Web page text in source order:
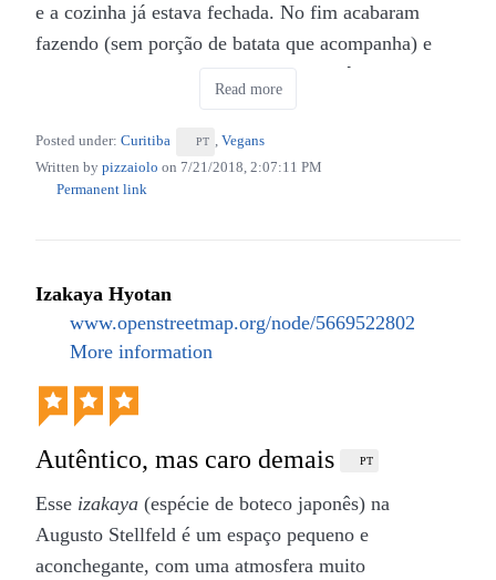
e a cozinha já estava fechada. No fim acabaram
fazendo (sem porção de batata que acompanha) e
não nos cobraram, mas foi uma experiência muito
ruim. Conversando com amigos, parece que não é a
primeira vez que isso acontece. É uma pena, estou
torcendo para que melhore porque é um lugar com
muito potencial!
muito boa. Experimente a coxinha! Apesar do
ocorrido, eu sinto que voltaria para comer aqui.
Read more
Posted under: Curitiba PT , Vegans
Written by pizzaiolo on 7/21/2018, 2:07:11 PM
Permanent link
Izakaya Hyotan
www.openstreetmap.org/node/5669522802
More information
Autêntico, mas caro demais PT
Esse izakaya (espécie de boteco japonês) na
Augusto Stellfeld é um espaço pequeno e
aconchegante, com uma atmosfera muito